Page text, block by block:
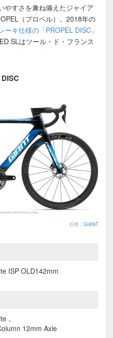
やすさを兼ね備えたジャイア
（プロペル）。2018年の
ーキ仕様の「PROPEL DISC」
SLはツール・ド・フランス
引用： GIANT
ISP OLD142mm
，
12mm Axle